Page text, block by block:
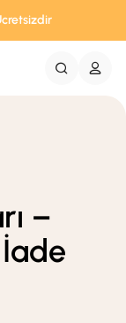
–